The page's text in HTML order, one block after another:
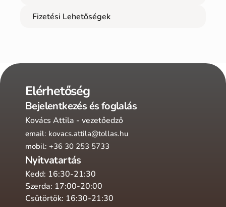
Fizetési Lehetőségek
Elérhetőség
Bejelentkezés és foglalás
Kovács Attila - vezetőedző
email: kovacs.attila@tollas.hu
mobil: +36 30 253 5733
Nyitvatartás
Kedd: 16:30-21:30
Szerda: 17:00-20:00
Csütörtök: 16:30-21:30